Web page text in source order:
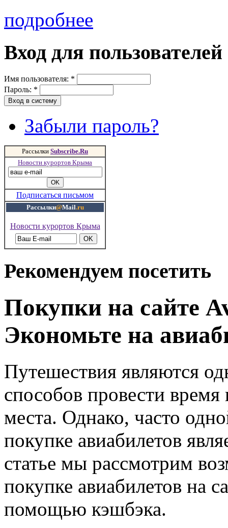
подробнее
Вход для пользователей
Имя пользователя: *
Пароль: *
Забыли пароль?
Рассылки Subscribe.Ru
Новости курортов Крыма
Подписаться письмом
Рассылки@Mail.ru
Новости курортов Крыма
Рекомендуем посетить
Покупки на сайте
Экономьте на
Путешествия являются
способов провести
места. Однако, часто
покупке авиабилетов
статье мы рассмотрим
покупке авиабилетов на
помощью кэшбэка.